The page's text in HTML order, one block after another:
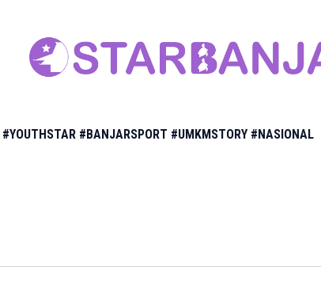
#YOUTHSTAR #BANJARSPORT #UMKMSTORY #NASIONAL